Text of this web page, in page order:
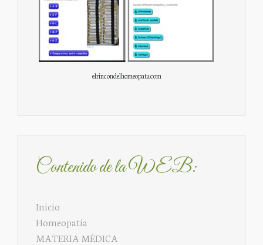
elrincondelhomeopata.com
Contenido de la WEB:
Inicio
Homeopatía
MATERIA MÉDICA